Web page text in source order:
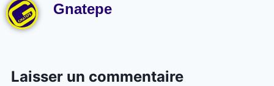
Gnatepe
Laisser un commentaire